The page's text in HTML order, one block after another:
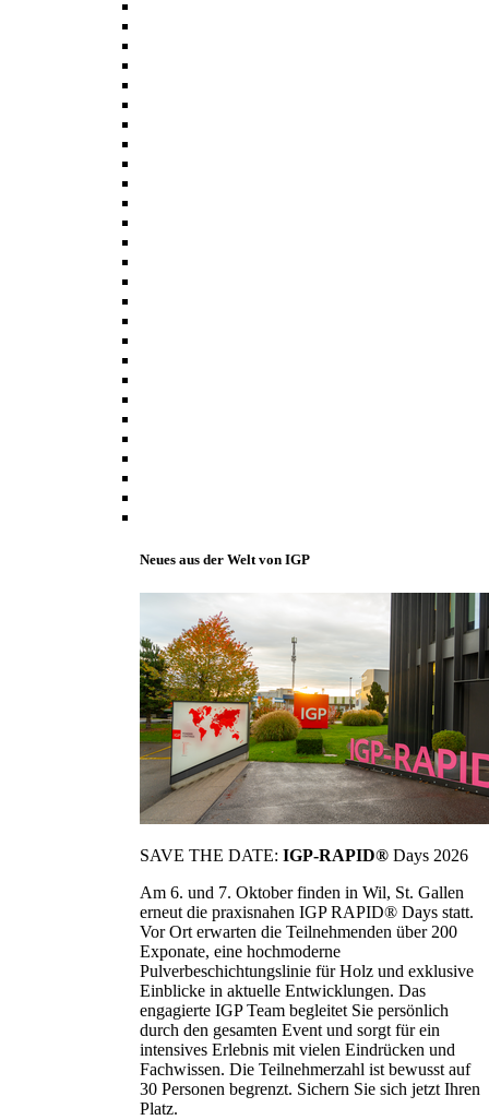
Neues aus der Welt von IGP
SAVE THE DATE: IGP-RAPID® Days 2026
Am 6. und 7. Oktober finden in Wil, St. Gallen
erneut die praxisnahen IGP RAPID® Days statt.
Vor Ort erwarten die Teilnehmenden über 200
Exponate, eine hochmoderne
Pulverbeschichtungslinie für Holz und exklusive
Einblicke in aktuelle Entwicklungen. Das
engagierte IGP Team begleitet Sie persönlich
durch den gesamten Event und sorgt für ein
intensives Erlebnis mit vielen Eindrücken und
Fachwissen. Die Teilnehmerzahl ist bewusst auf
30 Personen begrenzt. Sichern Sie sich jetzt Ihren
Platz.